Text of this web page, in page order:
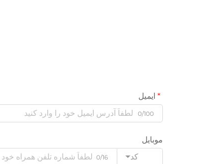
ایمیل
0/100
موبایل
کد
0/16